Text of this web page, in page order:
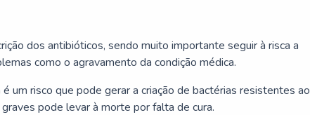
dos antibióticos, sendo muito importante seguir à risca a
como o agravamento da condição médica.
um risco que pode gerar a criação de bactérias resistentes ao
pode levar à morte por falta de cura.